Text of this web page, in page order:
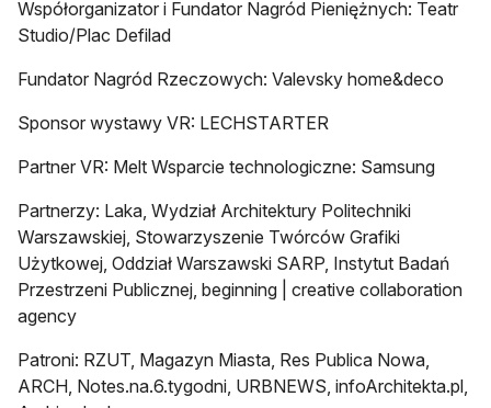
Współorganizator i Fundator Nagród Pieniężnych: Teatr
Studio/Plac Defilad
Fundator Nagród Rzeczowych: Valevsky home&deco
Sponsor wystawy VR: LECHSTARTER
Partner VR: Melt Wsparcie technologiczne: Samsung
Partnerzy: Laka, Wydział Architektury Politechniki
Warszawskiej, Stowarzyszenie Twórców Grafiki
Użytkowej, Oddział Warszawski SARP, Instytut Badań
Przestrzeni Publicznej, beginning | creative collaboration
agency
Patroni: RZUT, Magazyn Miasta, Res Publica Nowa,
ARCH, Notes.na.6.tygodni, URBNEWS, infoArchitekta.pl,